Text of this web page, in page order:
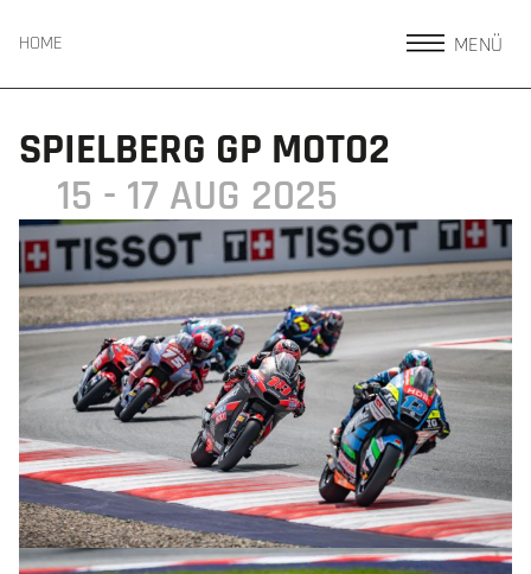
HOME MENÜ
SPIELBERG GP MOTO2
15 - 17 AUG 2025